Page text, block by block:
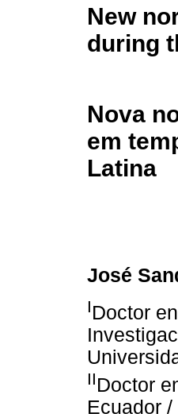
New
during
Nova
em
Latina
José
IDoctor
IIDoctor
Ecuador /